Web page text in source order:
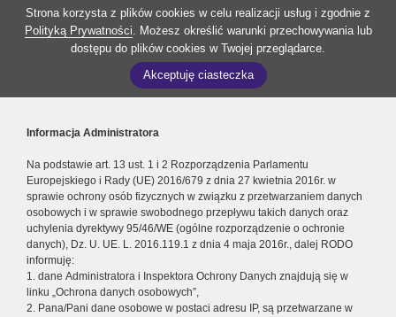
Strona korzysta z plików cookies w celu realizacji usług i zgodnie z
Polityką Prywatności. Możesz określić warunki przechowywania lub
dostępu do plików cookies w Twojej przeglądarce.
Akceptuję ciasteczka
Informacja Administratora
Na podstawie art. 13 ust. 1 i 2 Rozporządzenia Parlamentu
Europejskiego i Rady (UE) 2016/679 z dnia 27 kwietnia 2016r. w
sprawie ochrony osób fizycznych w związku z przetwarzaniem danych
osobowych i w sprawie swobodnego przepływu takich danych oraz
uchylenia dyrektywy 95/46/WE (ogólne rozporządzenie o ochronie
danych), Dz. U. UE. L. 2016.119.1 z dnia 4 maja 2016r., dalej RODO
informuję:
1. dane Administratora i Inspektora Ochrony Danych znajdują się w
linku „Ochrona danych osobowych”,
2. Pana/Pani dane osobowe w postaci adresu IP, są przetwarzane w